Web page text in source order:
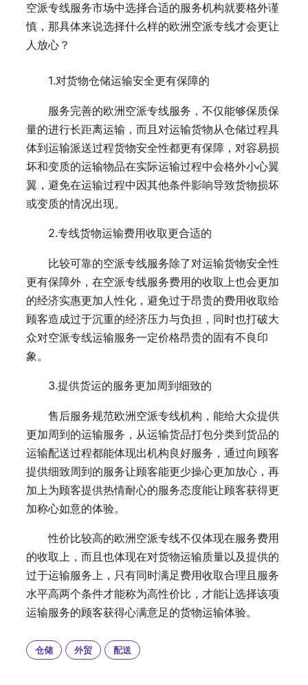
空派专线服务市场中选择合适的服务机构就要格外谨
慎，那具体来说选择什么样的欧洲空派专线才会更让
人放心？
1.对货物仓储运输安全更有保障的
服务完善的欧洲空派专线服务，不仅能够保质保
量的进行长距离运输，而且对运输货物从仓储过程具
体到运输派送过程货物安全性都更有保障，对容易损
坏和变质的运输物品在实际运输过程中会格外小心翼
翼，避免在运输过程中因其他条件影响导致货物损坏
或变质的情况出现。
2.专线货物运输费用收取更合适的
比较可靠的空派专线服务除了对运输货物安全性
更有保障外，在空派专线服务费用的收取上也会更加
的经济实惠更加人性化，避免过于昂贵的费用收取给
顾客造成过于沉重的经济压力与负担，同时也打破大
众对空派专线运输服务一定价格昂贵的固有不良印
象。
3.提供货运的服务更加周到细致的
售后服务规范欧洲空派专线机构，能给大众提供
更加周到的运输服务，从运输货品打包分类到货品的
运输配送过程都能体现出机构良好服务，通过向顾客
提供细致周到的服务让顾客能更少操心更加放心，再
加上为顾客提供热情耐心的服务态度能让顾客获得更
加称心如意的体验。
性价比较高的欧洲空派专线不仅体现在服务费用
的收取上，而且也体现在对货物运输质量以及提供的
过于运输服务上，只有同时满足费用收取合理且服务
水平高两个条件才能称为高性价比，才能让选择该项
运输服务的顾客获得心满意足的货物运输体验。
仓储 外贸 配送